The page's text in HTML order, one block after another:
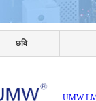
छवि
UMW